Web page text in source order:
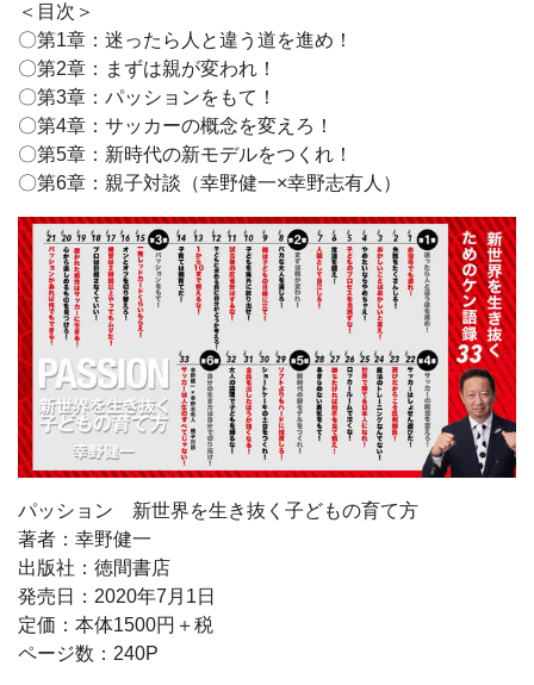
＜目次＞
〇第1章：迷ったら人と違う道を進め！
〇第2章：まずは親が変われ！
〇第3章：パッションをもて！
〇第4章：サッカーの概念を変えろ！
〇第5章：新時代の新モデルをつくれ！
〇第6章：親子対談（幸野健一×幸野志有人）
パッション 新世界を生き抜く子どもの育て方
著者：幸野健一
出版社：徳間書店
発売日：2020年7月1日
定価：本体1500円＋税
ページ数：240P